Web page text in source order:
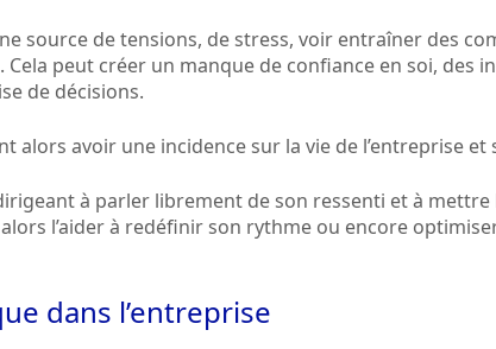
source de tensions, de stress, voir entraîner des
peut créer un manque de confiance en soi, des
de décisions.
alors avoir une incidence sur la vie de l’entreprise et
à parler librement de son ressenti et à
l’aider à redéfinir son rythme ou encore
dans l’entreprise